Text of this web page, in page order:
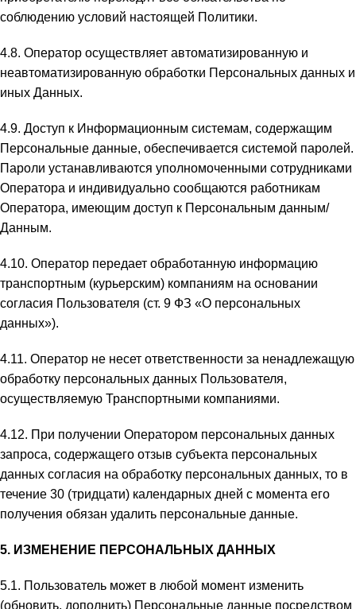
соблюдению условий настоящей Политики.
4.8. Оператор осуществляет автоматизированную и
неавтоматизированную обработки Персональных данных и
иных Данных.
4.9. Доступ к Информационным системам, содержащим
Персональные данные, обеспечивается системой паролей.
Пароли устанавливаются уполномоченными сотрудниками
Оператора и индивидуально сообщаются работникам
Оператора, имеющим доступ к Персональным данным/
Данным.
4.10. Оператор передает обработанную информацию
транспортным (курьерским) компаниям на основании
согласия Пользователя (ст. 9 ФЗ «О персональных
данных»).
4.11. Оператор не несет ответственности за ненадлежащую
обработку персональных данных Пользователя,
осуществляемую Транспортными компаниями.
4.12. При получении Оператором персональных данных
запроса, содержащего отзыв субъекта персональных
данных согласия на обработку персональных данных, то в
течение 30 (тридцати) календарных дней с момента его
получения обязан удалить персональные данные.
5. ИЗМЕНЕНИЕ ПЕРСОНАЛЬНЫХ ДАННЫХ
5.1. Пользователь может в любой момент изменить
(обновить, дополнить) Персональные данные посредством